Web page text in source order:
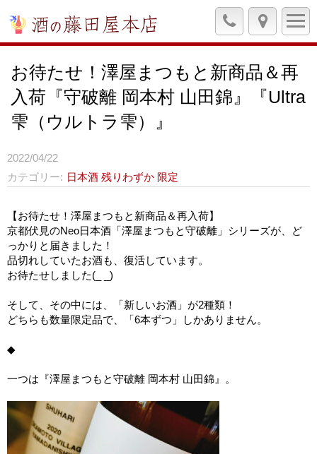
お待たせ！澤屋まつもと新商品＆再
入荷『守破離 岡本村 山田錦』『Ultra
雫（ウルトラ雫）』
2022/04/22
カテゴリー
日本酒 残りわずか 限定
【お待たせ！澤屋まつもと新商品＆再入荷】
京都伏見のNeo日本酒「澤屋まつもと守破離」シリーズが、ど
っかりと届きました！
品切れしていたお酒も、復活しています。
お待たせしました(_ _)
そして、その中には、「新しいお酒」が2種類！
どちらも数量限定品で、「6本ずつ」しかありません。
◆
一つは『澤屋まつもと守破離 岡本村 山田錦』。